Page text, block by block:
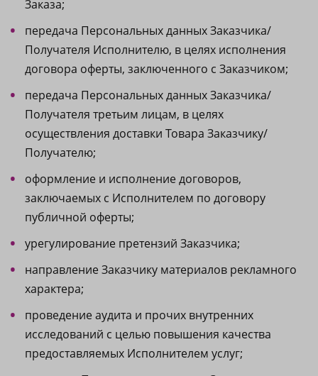
Заказа;
передача Персональных данных Заказчика/
Получателя Исполнителю, в целях исполнения
договора оферты, заключенного с Заказчиком;
передача Персональных данных Заказчика/
Получателя третьим лицам, в целях
осуществления доставки Товара Заказчику/
Получателю;
оформление и исполнение договоров,
заключаемых с Исполнителем по договору
публичной оферты;
урегулирование претензий Заказчика;
направление Заказчику материалов рекламного
характера;
проведение аудита и прочих внутренних
исследований с целью повышения качества
предоставляемых Исполнителем услуг;